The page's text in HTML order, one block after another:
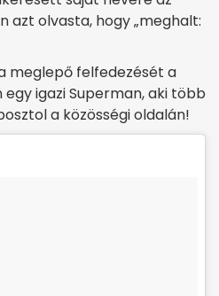
azt olvasta, hogy „meghalt:
meglepő felfedezését a
egy igazi Superman, aki több
a közösségi oldalán!